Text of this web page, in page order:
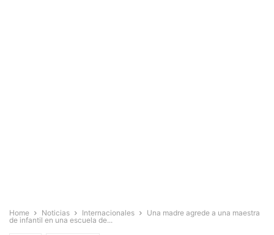
Home Noticias Internacionales
Una madre agrede a una maestra
de infantil en una escuela de...